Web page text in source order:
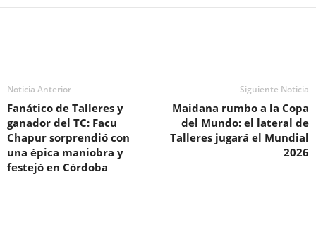
Noticia Anterior
Fanático de Talleres y
ganador del TC: Facu
Chapur sorprendió con
una épica maniobra y
festejó en Córdoba
Siguiente Noticia
Maidana rumbo a la Copa
del Mundo: el lateral de
Talleres jugará el Mundial
2026